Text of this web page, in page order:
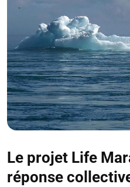
Le projet Life
réponse